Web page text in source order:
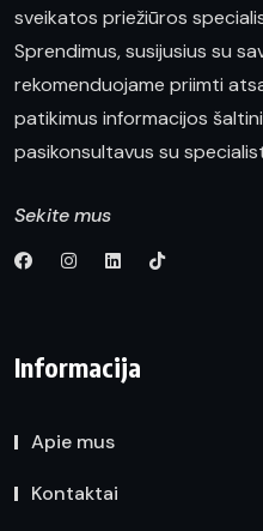
sveikatos priežiūros
Sprendimus, susijusius su
rekomenduojame priimti
patikimus informacijos
pasikonsultavus su
Sekite mus
Informacija
Apie mus
Kontaktai